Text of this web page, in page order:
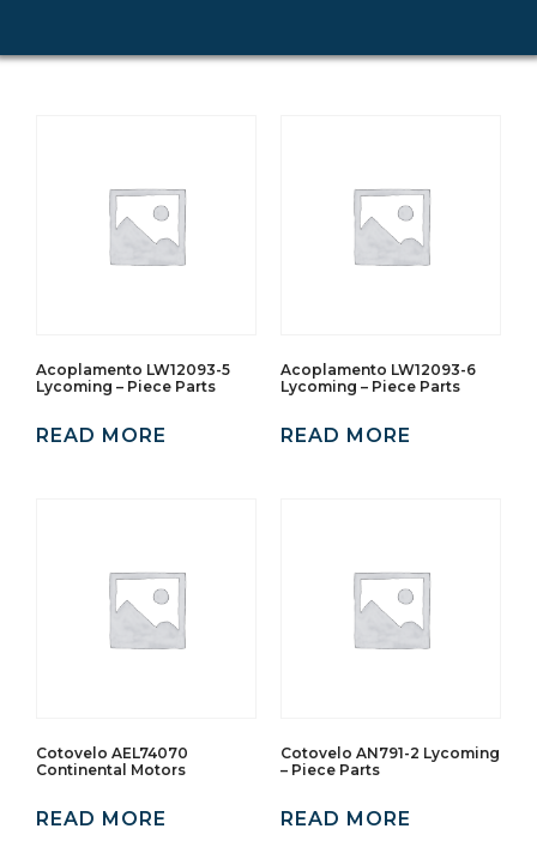
Acoplamento LW12093-5
Lycoming – Piece Parts
READ MORE
Acoplamento LW12093-6
Lycoming – Piece Parts
READ MORE
Cotovelo AEL74070
Continental Motors
READ MORE
Cotovelo AN791-2 Lycoming
– Piece Parts
READ MORE